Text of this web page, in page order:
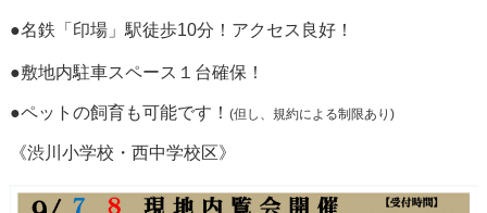
●名鉄「印場」駅徒歩10分！アクセス良好！
●敷地内駐車スペース１台確保！
●ペットの飼育も可能です！ (但し、規約による制限あり)
《渋川小学校・西中学校区》